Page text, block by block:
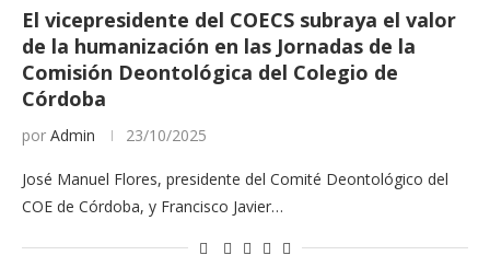
El vicepresidente del COECS subraya el valor
de la humanización en las Jornadas de la
Comisión Deontológica del Colegio de
Córdoba
por Admin 23/10/2025
José Manuel Flores, presidente del Comité Deontológico del
COE de Córdoba, y Francisco Javier…